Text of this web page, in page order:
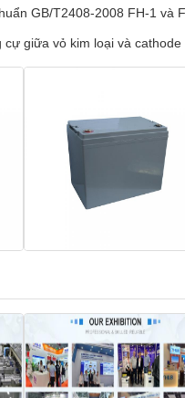
GB/T2408-2008 FH-1 và
giữa vỏ kim loại và cathode